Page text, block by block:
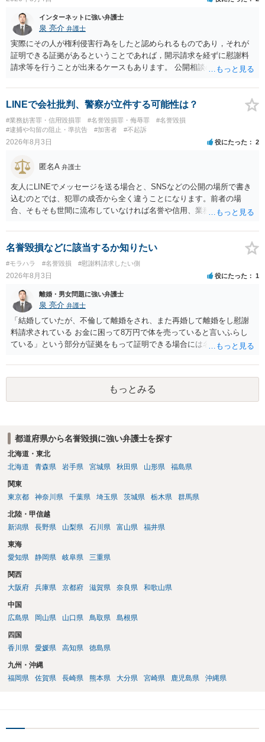
当たるとも思われません。 もちろん、誰がその内容をｃｈａｔｇｐｔ
に入力したかも第三者にしられることはないので、個人や会社の特定
をせずに書き込んだことで（おそらく特定して書き込んだとして
も）、相談者さんが刑事民事の責任に問われることはないでしょう。
私見ながらご参考まで。
インターネットに強い弁護士
泉 亮介 弁護士
実際にその人が権利侵害行為をしたと認められるものであり，それが
証明できる証拠があるということであれば，開示請求を経ずに慰謝料
請求等を行うことが出来るケースもあります。 公開相談の場では回答
に個別に相談されると良いでしょう。
LINEで会社批判、警察が立件する可能性は？
#業務妨害罪・信用毀損罪 #名誉毀損罪・侮辱罪
#名誉毀損
#逮捕や勾留の阻止・準抗告
#加害者 #不起訴
2026年8月3日 役にたった 2
匿名A 弁護士
友人にLINEでメッセージを送る場合と、SNSなどの公開の場所で書き
込むのとでは、犯罪の成否から全く違うことになります。前者の場
合、そもそも世間に流布していなければ名誉や信用、業務にかかる犯
名誉毀損などに該当するか知りたい
#モラハラ #名誉毀損 #慰謝料請求したい側
2026年8月3日 役にたった 1
離婚・男女問題に強い弁護士
泉 亮介 弁護士
「結婚していたが、不倫して離婚をされ、また再婚して離婚をし慰謝
料請求されている お金に困って8万円で体を売っていると言いふらし
ている」という部分が証拠をもって証明できる場合には名誉権侵害や
ょう。 既に弁護士にご依頼されているとのことですので，依頼中の弁
護士と打ち合わせの末どのように対応するかを決められると良いでし
もっとみる
都道府県から名誉毀損に強い弁護士を探す
北海道・東北
北海道
青森県 岩手県 宮城県 秋田県 山形県 福島県
関東
東京都
神奈川県 千葉県 埼玉県 茨城県 栃木県 群馬県
北陸・甲信越
新潟県
長野県 山梨県 石川県 富山県 福井県
東海
愛知県
静岡県 岐阜県 三重県
関西
大阪府
兵庫県 京都府 滋賀県 奈良県 和歌山県
中国
広島県
岡山県 山口県 鳥取県 島根県
四国
香川県
愛媛県 高知県 徳島県
九州・沖縄
福岡県
佐賀県 長崎県 熊本県 大分県 宮崎県 鹿児島県 沖縄県